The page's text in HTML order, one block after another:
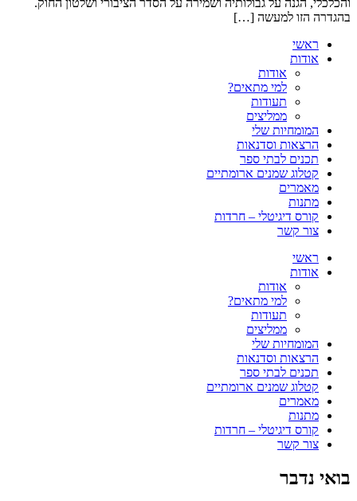
והכלכלי, הגנה על גבולותיה ושמירה על הסדר הציבורי ושלטון החוק.
בהגדרה הזו למעשה […]
ראשי
אודות
אודות
למי מתאים?
תעודות
ממליצים
המומחיות שלי
הרצאות וסדנאות
תכנים לבתי ספר
קטלוג שמנים ארומתיים
מאמרים
מתנות
קורס דיגיטלי – חרדות
צור קשר
ראשי
אודות
אודות
למי מתאים?
תעודות
ממליצים
המומחיות שלי
הרצאות וסדנאות
תכנים לבתי ספר
קטלוג שמנים ארומתיים
מאמרים
מתנות
קורס דיגיטלי – חרדות
צור קשר
בואי נדבר